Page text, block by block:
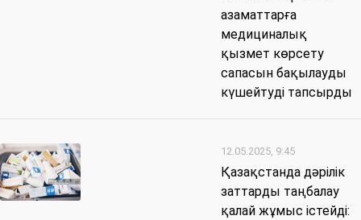
азаматтарға
медициналық
қызмет көрсету
сапасын бақылауды
күшейтуді тапсырды
12.05.2025, 9:45
Қазақстанда дәрілік
заттарды таңбалау
қалай жұмыс істейді: